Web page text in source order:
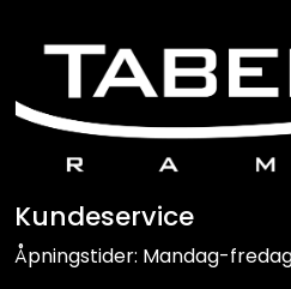
Kundeservice
Åpningstider: Mandag-